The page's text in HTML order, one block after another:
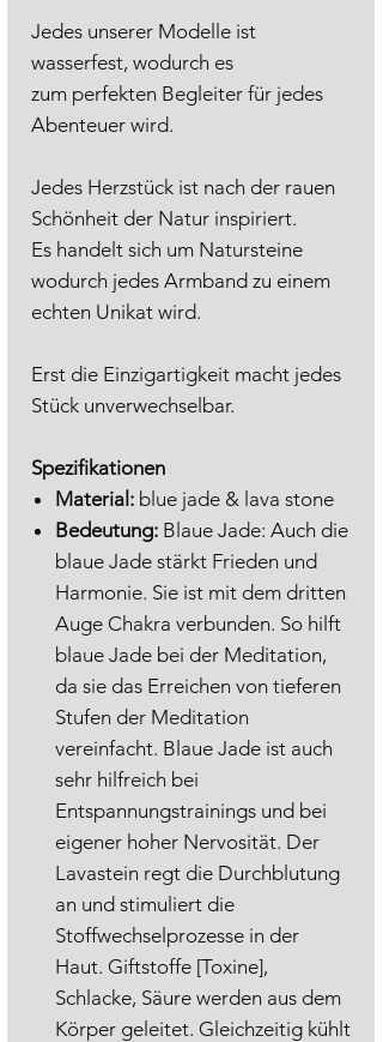
Jedes unserer Modelle ist
wasserfest, wodurch es
zum perfekten Begleiter für jedes
Abenteuer wird.
Jedes Herzstück ist nach der rauen
Schönheit der Natur inspiriert.
Es handelt sich um Natursteine
wodurch jedes Armband zu einem
echten Unikat wird.
Erst die Einzigartigkeit macht jedes
Stück unverwechselbar.
Spezifikationen
Material: blue jade & lava stone
Bedeutung: Blaue Jade: Auch die
blaue Jade stärkt Frieden und
Harmonie. Sie ist mit dem dritten
Auge Chakra verbunden. So hilft
blaue Jade bei der Meditation,
da sie das Erreichen von tieferen
Stufen der Meditation
vereinfacht. Blaue Jade ist auch
sehr hilfreich bei
Entspannungstrainings und bei
eigener hoher Nervosität. Der
Lavastein regt die Durchblutung
an und stimuliert die
Stoffwechselprozesse in der
Haut. Giftstoffe [Toxine],
Schlacke, Säure werden aus dem
Körper geleitet. Gleichzeitig kühlt